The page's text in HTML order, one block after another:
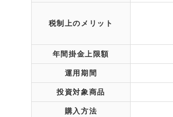
税制上のメリット
年間掛金上限額
運用期間
投資対象商品
購入方法